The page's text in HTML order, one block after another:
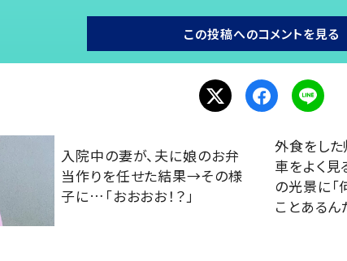
この投稿へのコメントを見る
入院中の妻が、夫に娘のお弁
当作りを任せた結果→その様
子に…「おおおお！？」
外食をした
車をよく
の光景に「
ことあるん